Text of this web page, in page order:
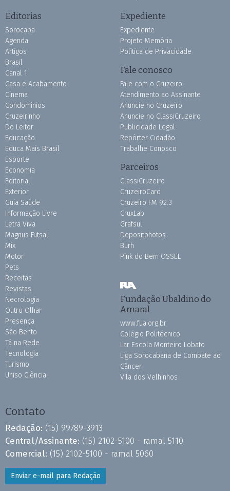
Editorias
Sorocaba
Agenda
Artigos
Brasil
Canal 1
Casa e Acabamento
Cinema
Condomínios
Cruzeirinho
Do Leitor
Educação
Educa Mais Brasil
Esporte
Economia
Editorial
Exterior
Guia Saúde
Informação Livre
Letra Viva
Magnus Futsal
Mix
Motor
Pets
Receitas
Revistas
Necrologia
Outro Olhar
Presença
São Bento
Tá na Rede
Tecnologia
Turismo
Uniso Ciência
Expediente
Expediente
Projeto Memória
Política de Privacidade
Fale conosco
Fale com o Cruzeiro
Atendimento ao Assinante
Anuncie no Cruzeiro
Anuncie no ClassiCruzeiro
Publicidade Legal
Repórter Cidadão
Trabalhe Conosco
Parceiros
ClassiCruzeiro
CruzeiroCard
Cruzeiro FM 92.3
CruxLab
Grafsul
Depositphotos
Burh
Pink do Bem OSSEL
Fundação Ubaldino do
Amaral
www.fua.org.br
Colégio Politécnico
Lar Escola Monteiro Lobato
Liga Sorocabana de Combate ao
Câncer
Vila dos Velhinhos
Contato
Redação: (15) 99789-3913
Central/Assinante: (15) 2102-5100 - ramal 5110
Comercial: (15) 2102-5100 - ramal 5060
Enviar e-mail para Redação